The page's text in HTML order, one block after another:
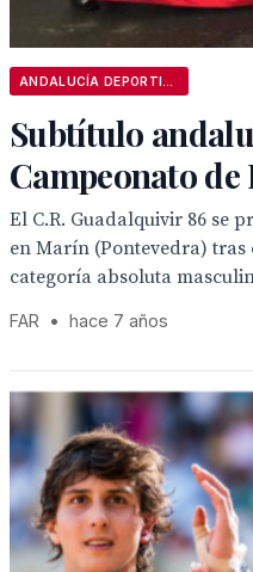
Subtítulo
Campeonato de
El C.R. Guadalquivir 86 se
en Marín (Pontevedra)
categoría absoluta
FAR • hace 7 años